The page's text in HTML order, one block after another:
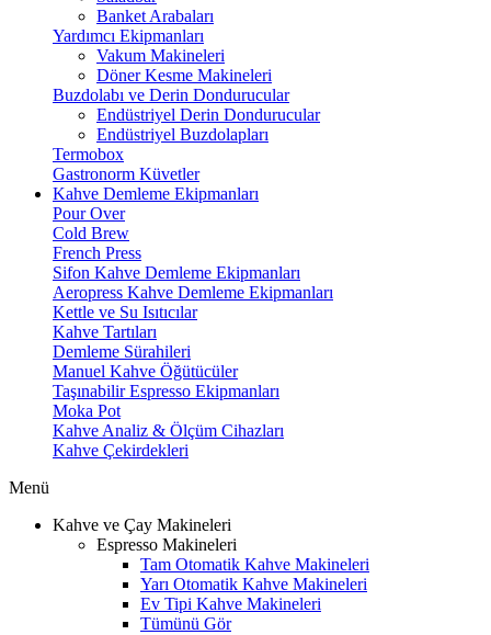
Banket Arabaları
Yardımcı Ekipmanları
Vakum Makineleri
Döner Kesme Makineleri
Buzdolabı ve Derin Dondurucular
Endüstriyel Derin Dondurucular
Endüstriyel Buzdolapları
Termobox
Gastronorm Küvetler
Kahve Demleme Ekipmanları
Pour Over
Cold Brew
French Press
Sifon Kahve Demleme Ekipmanları
Aeropress Kahve Demleme Ekipmanları
Kettle ve Su Isıtıcılar
Kahve Tartıları
Demleme Sürahileri
Manuel Kahve Öğütücüler
Taşınabilir Espresso Ekipmanları
Moka Pot
Kahve Analiz & Ölçüm Cihazları
Kahve Çekirdekleri
Menü
Kahve ve Çay Makineleri
Espresso Makineleri
Tam Otomatik Kahve Makineleri
Yarı Otomatik Kahve Makineleri
Ev Tipi Kahve Makineleri
Tümünü Gör